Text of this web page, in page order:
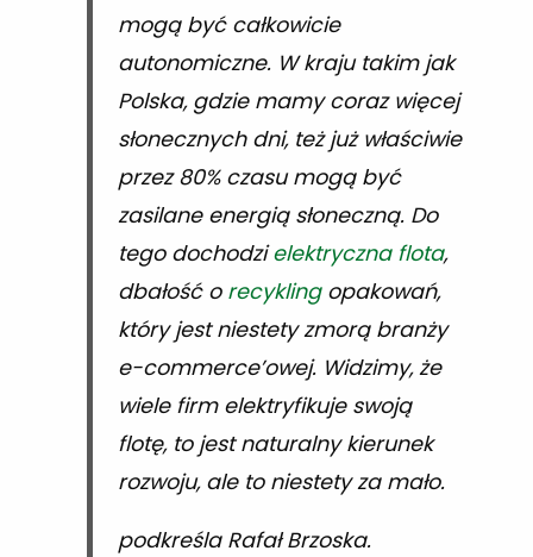
mogą być całkowicie
autonomiczne. W kraju takim jak
Polska, gdzie mamy coraz więcej
słonecznych dni, też już właściwie
przez 80% czasu mogą być
zasilane energią słoneczną. Do
tego dochodzielektryczna flota,
dbałość o recyklingopakowań,
który jest niestety zmorą branży
e-commerce’owej. Widzimy, że
wiele firm elektryfikuje swoją
flotę, to jest naturalny kierunek
rozwoju, ale to niestety za mało.
podkreśla Rafał Brzoska.